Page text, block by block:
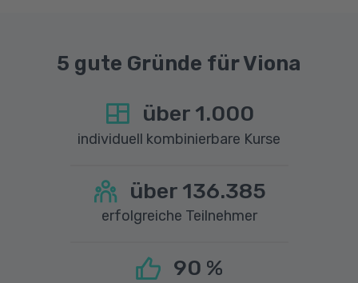
5 gute Gründe für Viona
über 1.000
individuell kombinierbare Kurse
über 136.385
erfolgreiche Teilnehmer
90 %